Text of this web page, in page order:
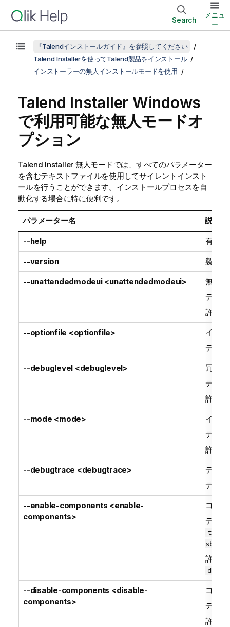
Search
メニュ
ー
『Talendインストールガイド』を参照してください
Talend Installerを使ってTalend製品をインストール
インストーラーの無人インストールモードを使用
Talend Installer Windows
で利用可能な無人モードオ
プション
Talend Installer 無人モードでは、すべてのパラメーター
を含むテキストファイルを使用してサイレントインスト
ールを行うことができます。インストールプロセスを自
動化する場合に特に便利です。
パラメーター名 説明
--help 有効
--version 製品
--unattendedmodeui <unattendedmodeui>
無人
デフ
許可
--optionfile <optionfile>
イン
デフ
--debuglevel <debuglevel>
冗長
デフ
許可
--mode <mode>
イン
デフ
許可
--debugtrace <debugtrace>
デバ
デフ
--enable-components <enable-
components>
コン
デフ
許可
--disable-components <disable-
components>
コン
デフ
許可